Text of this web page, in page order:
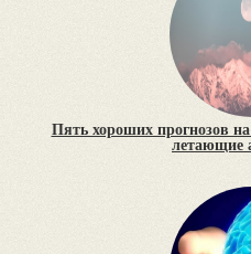
Пять хороших прогнозов
летающие